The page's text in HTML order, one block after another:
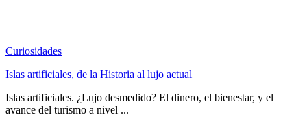
Curiosidades
Islas artificiales, de la Historia al lujo actual
Islas artificiales. ¿Lujo desmedido? El dinero, el bienestar, y el
avance del turismo a nivel ...